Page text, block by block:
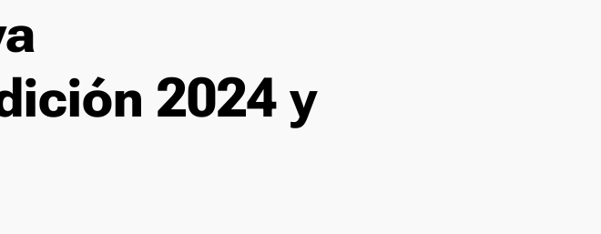
2024 y